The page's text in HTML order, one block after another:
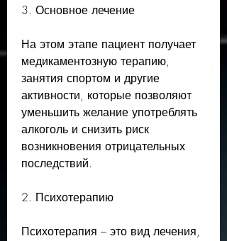
3. Основное лечение
На этом этапе пациент получает
медикаментозную терапию,
занятия спортом и другие
активности, которые позволяют
уменьшить желание употреблять
алкоголь и снизить риск
возникновения отрицательных
последствий.
2. Психотерапию
Психотерапия – это вид лечения,